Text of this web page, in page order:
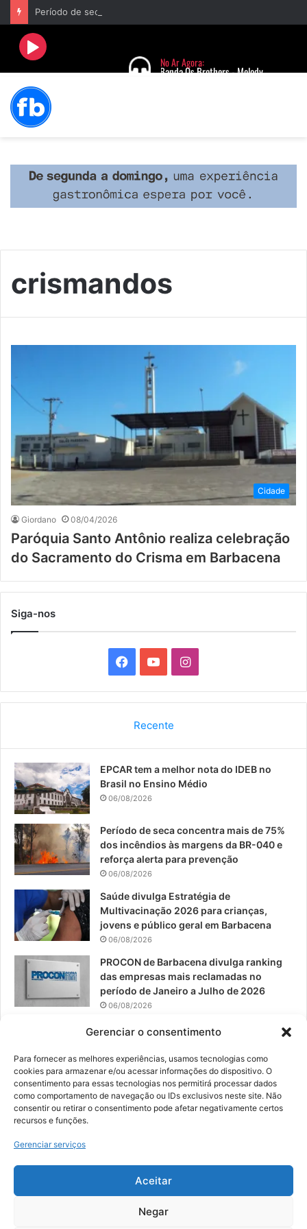
Gerenciar o consentimento
Para fornecer as melhores experiências, usamos tecnologias como
cookies para armazenar e/ou acessar informações do dispositivo. O
consentimento para essas tecnologias nos permitirá processar dados
como comportamento de navegação ou IDs exclusivos neste site. Não
consentir ou retirar o consentimento pode afetar negativamente certos
recursos e funções.
Gerenciar serviços
Aceitar
Negar
crismandos
Cidade
Giordano 08/04/2026
Paróquia Santo Antônio realiza celebração
do Sacramento do Crisma em Barbacena
Siga-nos
a
b
o
o
k
o
u
e
I
n
a
r
a
Recente
EPCAR tem a melhor nota do IDEB no
Brasil no Ensino Médio
06/08/2026
Período de seca concentra mais de 75%
dos incêndios às margens da BR-040 e
reforça alerta para prevenção
06/08/2026
Saúde divulga Estratégia de
Multivacinação 2026 para crianças,
jovens e público geral em Barbacena
06/08/2026
PROCON de Barbacena divulga ranking
das empresas mais reclamadas no
período de Janeiro a Julho de 2026
06/08/2026
Prefeitura convoca organizações de
Resíduos Sólidos
05/08/2026
© 2026, Todos os direitos reservados | Desenvolvido por:
Digital Business| Hospedado por:NP Publicidade
Fale Conosco
Sobre Nós
Política de Segurança e Privacidade